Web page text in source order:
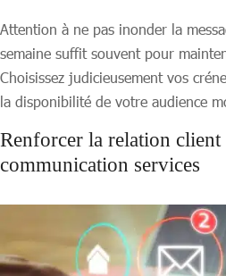
Attention à ne pas inonder la
semaine suffit souvent pour
Choisissez judicieusement vos
la disponibilité de votre audience
Renforcer la relation
communication services